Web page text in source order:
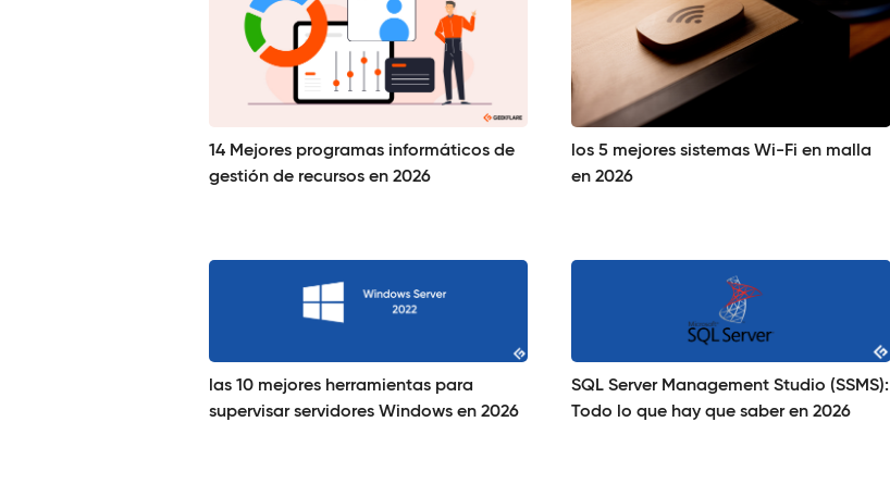
14 Mejores programas informáticos de
gestión de recursos en 2026
los 5 mejores sistemas Wi-Fi en malla
en 2026
las 10 mejores herramientas para
supervisar servidores Windows en 2026
SQL Server Management Studio (SSMS):
Todo lo que hay que saber en 2026